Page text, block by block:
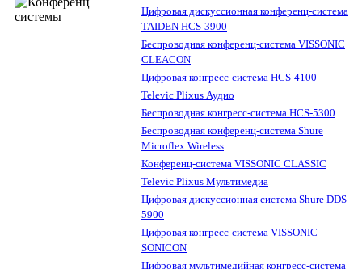
Цифровая дискуссионная конференц-система
TAIDEN HCS-3900
Беспроводная конференц-система VISSONIC
CLEACON
Цифровая конгресс-система HCS-4100
Televic Plixus Аудио
Беспроводная конгресс-система HCS-5300
Беспроводная конференц-система Shure
Microflex Wireless
Конференц-система VISSONIC CLASSIC
Televic Plixus Мультимедиа
Цифровая дискуссионная система Shure DDS
5900
Цифровая конгресс-система VISSONIC
SONICON
Цифровая мультимедийная конгресс-система